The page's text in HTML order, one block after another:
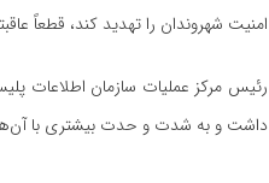
امنیت شهروندان را تهدید کند، قطعاً
رئیس مرکز عملیات سازمان اطلاعات
داشت و به شدت و حدت بیشتری با آن‌ها